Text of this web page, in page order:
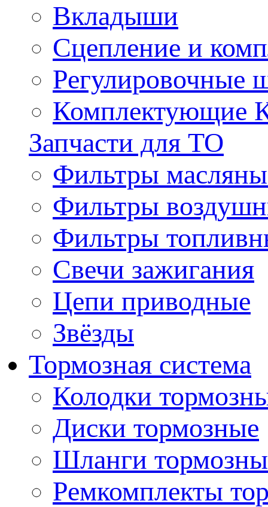
Вкладыши
Сцепление и
Регулировочные
Комплектующие
Запчасти для ТО
Фильтры
Фильтры
Фильтры
Свечи зажигания
Цепи приводные
Звёзды
Тормозная система
Колодки
Диски тормозные
Шланги
Ремкомплекты